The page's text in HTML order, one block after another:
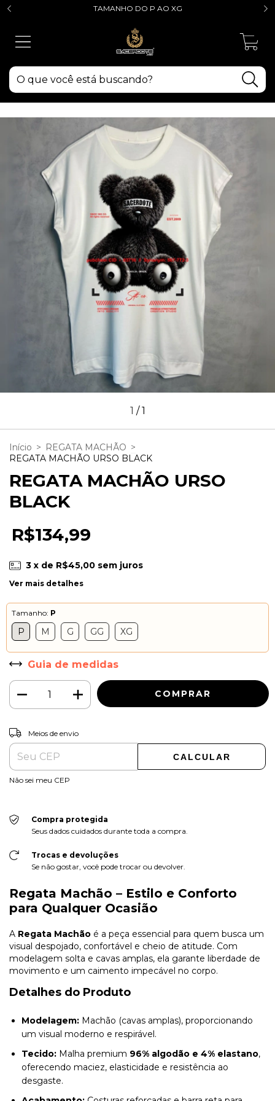
TAMANHO DO P AO XG
1 /1
Início > REGATA MACHÃO >
REGATA MACHÃO URSO BLACK
REGATA MACHÃO URSO
BLACK
R$134,99
3 x de R$45,00 sem juros
Ver mais detalhes
Tamanho: P
P M G GG XG
Guia de medidas
Entregas para o CEP:
Meios de envio
CALCULAR
Não sei meu CEP
Compra protegida
Seus dados cuidados durante toda a compra.
Trocas e devoluções
Se não gostar, você pode trocar ou devolver.
Regata Machão – Estilo e Conforto
para Qualquer Ocasião
A Regata Machão é a peça essencial para quem busca um
visual despojado, confortável e cheio de atitude. Com
modelagem solta e cavas amplas, ela garante liberdade de
movimento e um caimento impecável no corpo.
Detalhes do Produto
Modelagem: Machão (cavas amplas), proporcionando
um visual moderno e respirável.
Tecido: Malha premium 96% algodão e 4% elastano,
oferecendo maciez, elasticidade e resistência ao
desgaste.